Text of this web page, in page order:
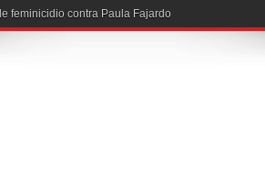
feminicidio contra Paula Fajardo